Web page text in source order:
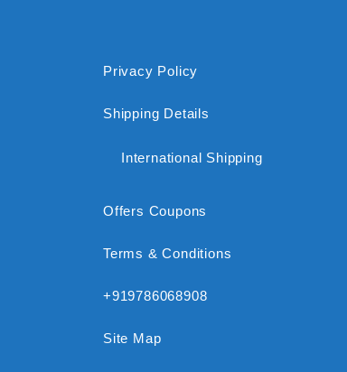
Privacy Policy
Shipping Details
International Shipping
Offers Coupons
Terms & Conditions
+919786068908
Site Map